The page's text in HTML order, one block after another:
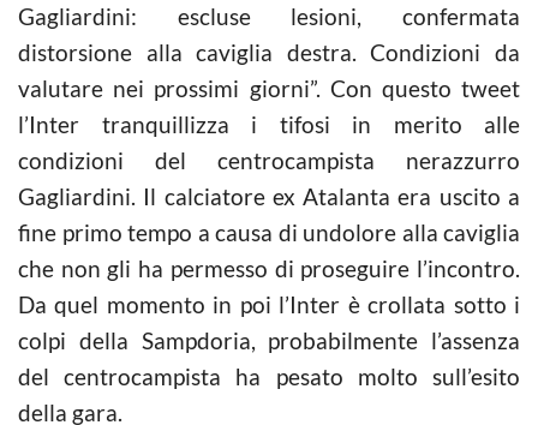
Gagliardini: escluse lesioni, confermata
distorsione alla caviglia destra. Condizioni da
valutare nei prossimi giorni”. Con questo tweet
l’Inter tranquillizza i tifosi in merito alle
condizioni del centrocampista nerazzurro
Gagliardini. Il calciatore ex Atalanta era uscito a
fine primo tempo a causa di undolore alla caviglia
che non gli ha permesso di proseguire l’incontro.
Da quel momento in poi l’Inter è crollata sotto i
colpi della Sampdoria, probabilmente l’assenza
del centrocampista ha pesato molto sull’esito
della gara.